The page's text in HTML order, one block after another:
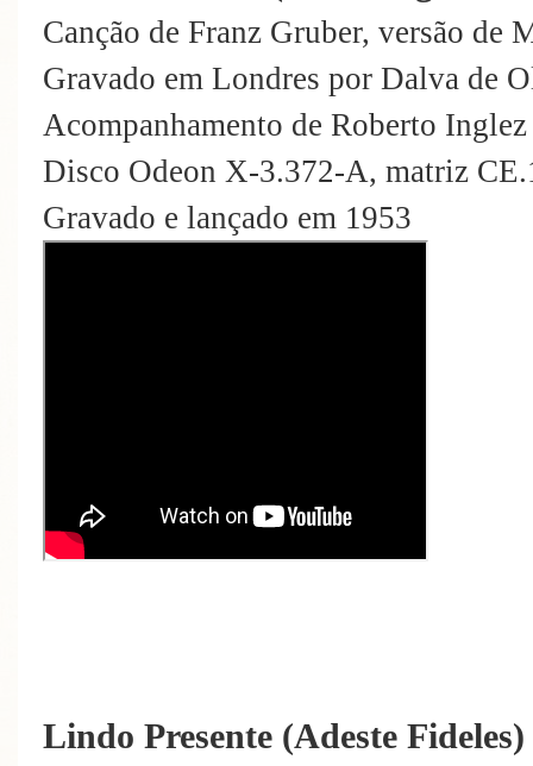
Canção de Franz Gruber, versão de
Gravado em Londres por Dalva de
Acompanhamento de Roberto Inglez
Disco Odeon X-3.372-A, matriz
Gravado e lançado em 1953
Lindo Presente (Adeste Fideles)